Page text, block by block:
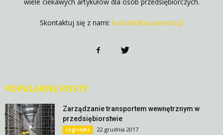
Skontaktuj się z nami: kontakt@acutemind.pl
POPULARNE POSTY
Zarządzanie transportem wewnętrznym w
przedsiębiorstwie
Logistyka 22 grudnia 2017